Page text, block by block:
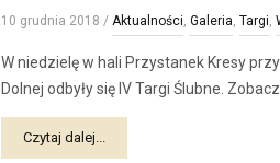
10 grudnia 2018 / Aktualności, Galeria, Targi,
W niedzielę w hali Przystanek Kresy
Dolnej odbyły się IV Targi Ślubne.
Czytaj dalej...